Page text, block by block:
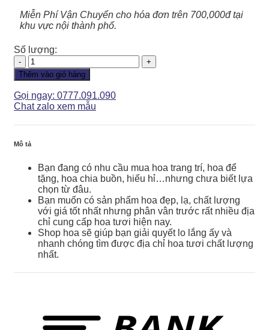
Miễn Phí Vận Chuyển cho hóa đơn trên 700,000đ tại
khu vực nội thành phố.
Số lượng:
Giỏ
Hoa
-
GH071
số
lượng
Thêm vào giỏ hàng
Gọi ngay: 0777.091.090
Chat zalo xem mẫu
Mô tả
Bạn đang có nhu cầu mua hoa trang trí, hoa để
tặng, hoa chia buồn, hiếu hỉ…nhưng chưa biết lựa
chọn từ đâu.
Bạn muốn có sản phẩm hoa đẹp, lạ, chất lượng
với giá tốt nhất nhưng phân vân trước rất nhiều địa
chỉ cung cấp hoa tươi hiện nay.
Shop hoa sẽ giúp bạn giải quyết lo lắng ấy và
nhanh chóng tìm được địa chỉ hoa tươi chất lượng
nhất.